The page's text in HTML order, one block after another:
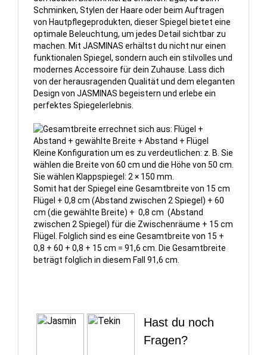
Schminken, Stylen der Haare oder beim Auftragen
von Hautpflegeprodukten, dieser Spiegel bietet eine
optimale Beleuchtung, um jedes Detail sichtbar zu
machen. Mit JASMINAS erhältst du nicht nur einen
funktionalen Spiegel, sondern auch ein stilvolles und
modernes Accessoire für dein Zuhause. Lass dich
von der herausragenden Qualität und dem eleganten
Design von JASMINAS begeistern und erlebe ein
perfektes Spiegelerlebnis.
Kleine Konfiguration um es zu verdeutlichen: z. B. Sie
wählen die Breite von 60 cm und die Höhe von 50 cm.
Sie wählen Klappspiegel: 2 × 150 mm.
Somit hat der Spiegel eine Gesamtbreite von 15 cm
Flügel + 0,8 cm (Abstand zwischen 2 Spiegel) + 60
cm (die gewählte Breite) + 0,8 cm (Abstand
zwischen 2 Spiegel) für die Zwischenräume + 15 cm
Flügel. Folglich sind es eine Gesamtbreite von 15 +
0,8 + 60 + 0,8 + 15 cm = 91,6 cm. Die Gesamtbreite
beträgt folglich in diesem Fall 91,6 cm.
Hast du noch
Fragen?